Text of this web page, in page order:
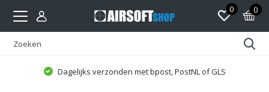
0 0
Dagelijks verzonden met bpost, PostNL of GLS